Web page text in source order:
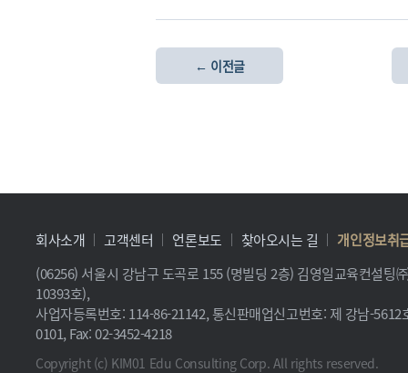
← 이전글
회사소개 고객센터 언론보도 찾아오시는 길
개인정보취
(06256) 서울시 강남구 도곡로 155 (명빌딩 2층) 김영일교육컨설팅
10393호),
사업자등록번호: 114-86-21142, 통신판매업신고번호: 제 강남-
0101, Fax: 02-3452-4218
Copyright (c) KIM01 Edu Consulting Corp. All rights reserved.